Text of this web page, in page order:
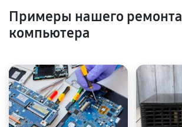
Примеры нашего ремонта
компьютера